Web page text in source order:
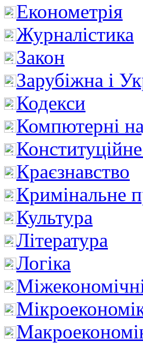
Економетрія
Журналістика
Закон
Зарубіжна і
Кодекси
Компютерні
Краєзнавство
Кримінальне
Культура
Література
Логіка